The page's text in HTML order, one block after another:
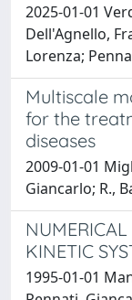
2025-01-01
Dell'Agnello,
Lorenza;
Multiscale
for the
diseases
2009-01-01
Giancarlo; R.,
KINETIC
1995-01-01